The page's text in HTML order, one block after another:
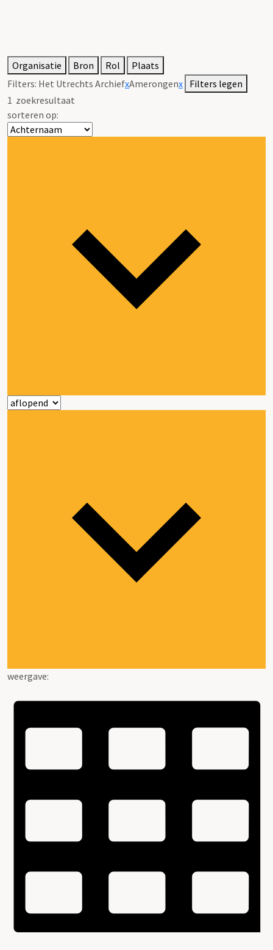
Organisatie Bron Rol
Plaats
Filters: Het Utrechts ArchiefxAmerongenx Filters legen
1 zoekresultaat
sorteren op:
weergave: